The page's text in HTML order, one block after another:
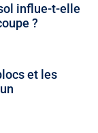
influe-t-elle
?
et les